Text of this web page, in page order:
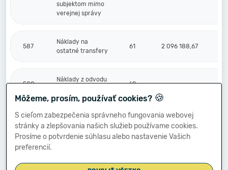
subjektom mimo
verejnej správy
587
Náklady na
ostatné transfery
61 2 096 188,67
588
Náklady z odvodu
62
589
Náklady z
budúceho odvodu
príjmov
63
Účtové skupiny
Môžeme, prosím, používať cookies? 🍪
S cieľom zabezpečenia správneho fungovania webovej
stránky a zlepšovania našich služieb používame cookies.
Prosíme o potvrdenie súhlasu alebo nastavenie Vašich
preferencií.